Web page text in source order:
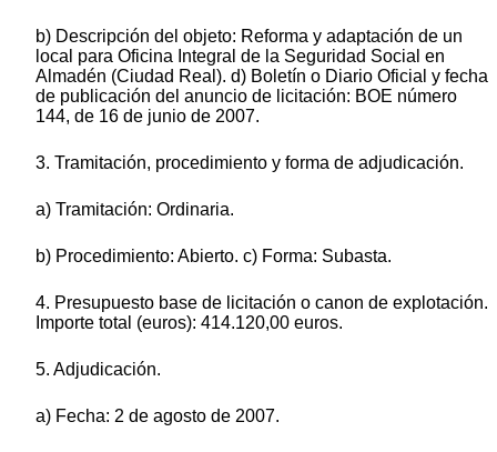
b) Descripción del objeto: Reforma y adaptación de un
local para Oficina Integral de la Seguridad Social en
Almadén (Ciudad Real). d) Boletín o Diario Oficial y fecha
de publicación del anuncio de licitación: BOE número
144, de 16 de junio de 2007.
3. Tramitación, procedimiento y forma de adjudicación.
a) Tramitación: Ordinaria.
b) Procedimiento: Abierto. c) Forma: Subasta.
4. Presupuesto base de licitación o canon de explotación.
Importe total (euros): 414.120,00 euros.
5. Adjudicación.
a) Fecha: 2 de agosto de 2007.